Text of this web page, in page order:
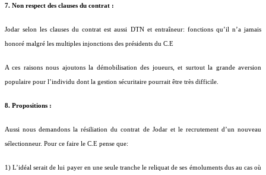
7. Non respect des clauses du contrat :
Jodar selon les clauses du contrat est aussi DTN et entraîneur: fonctions qu’il n’a jamais
honoré malgré les multiples injonctions des présidents du C.E
A ces raisons nous ajoutons la démobilisation des joueurs, et surtout la grande aversion
populaire pour l’individu dont la gestion sécuritaire pourrait être très difficile.
8. Propositions :
Aussi nous demandons la résiliation du contrat de Jodar et le recrutement d’un nouveau
sélectionneur. Pour ce faire le C.E pense que:
1) L’idéal serait de lui payer en une seule tranche le reliquat de ses émoluments dus au cas où